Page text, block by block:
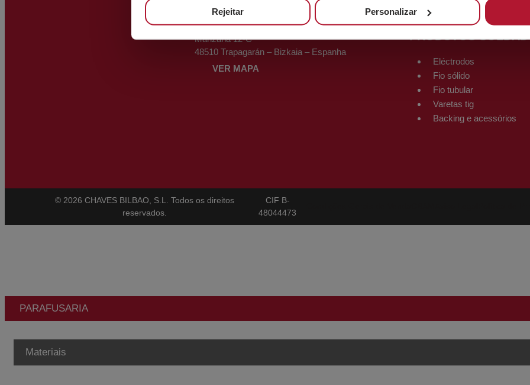
Rejeitar Personalizar
ARMAZÉM
Polígono Trápaga-Ugarte
Manzana 12-C
48510 Trapagarán – Bizkaia – Espanha
VER MAPA
PRODUTOS
Eléctrodos
Fio sólido
Fio tubular
Varetas tig
Backing e acessórios
© 2026 CHAVES BILBAO, S.L. Todos os direitos
reservados.
CIF B-
48044473
PARAFUSARIA
Materiais